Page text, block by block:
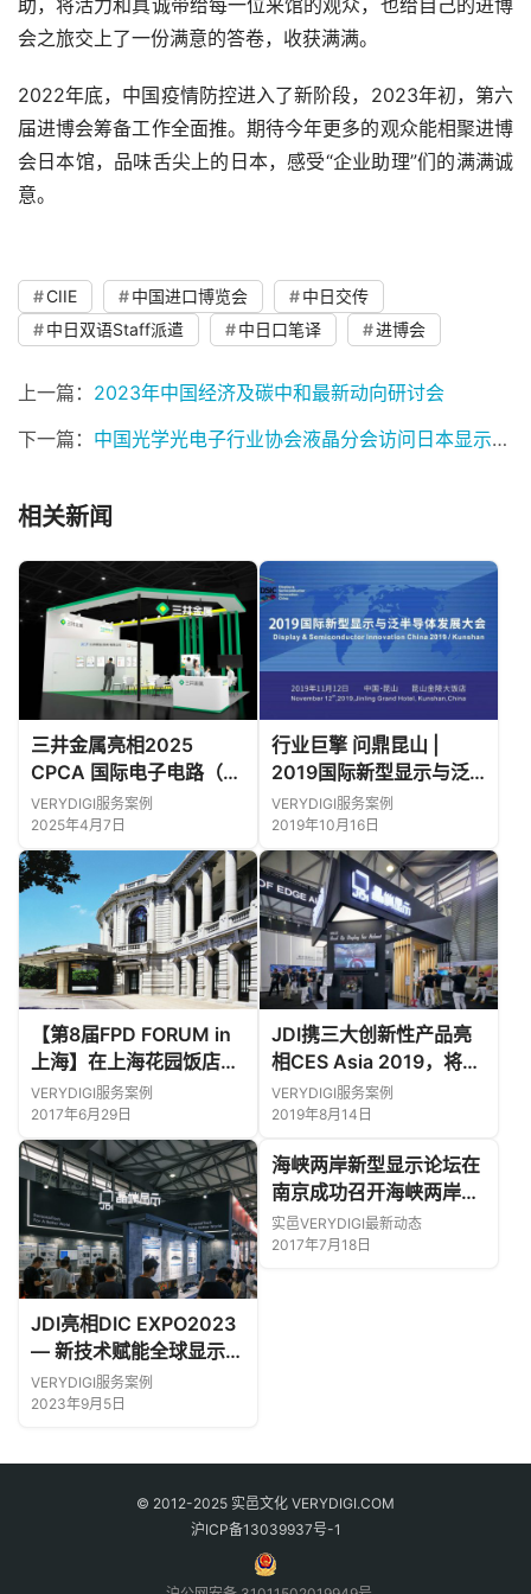
会之旅交上了一份满意的答卷，收获满满。
2022年底，中国疫情防控进入了新阶段，2023年初，第六
届进博会筹备工作全面推。期待今年更多的观众能相聚进博
会日本馆，品味舌尖上的日本，感受“企业助理”们的满满诚
意。
CIIE 中国进口博览会
中日交传
中日双语Staff派遣
中日口笔译 进博会
上一篇： 2023年中国经济及碳中和最新动向研讨会
下一篇： 中国光学光电子行业协会液晶分会访问日本显示企业并举办2023中日产业交流会
相关新闻
三井金属亮相2025
CPCA 国际电子电路（上
海）展览会
VERYDIGI服务案例
2025年4月7日
行业巨擎 问鼎昆山 |
2019国际新型显示与泛
半导体发展大会
VERYDIGI服务案例
2019年10月16日
【第8届FPD FORUM in
上海】在上海花园饭店成
功举办
VERYDIGI服务案例
2017年6月29日
JDI携三大创新性产品亮
相CES Asia 2019，将进
军中国消费类电子市场！
VERYDIGI服务案例
2019年8月14日
JDI亮相DIC EXPO2023
— 新技术赋能全球显示行
业
VERYDIGI服务案例
2023年9月5日
海峡两岸新型显示论坛在
南京成功召开海峡两岸新
型显示论坛在南京成功召
开
实邑VERYDIGI最新动态
2017年7月18日
© 2012-2025 实邑文化 VERYDIGI.COM
沪ICP备13039937号-1